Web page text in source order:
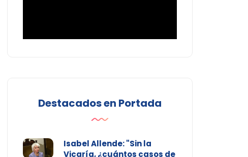
Destacados en Portada
Isabel Allende: "Sin la
Vicaría, ¿cuántos casos de